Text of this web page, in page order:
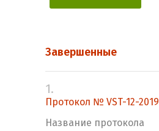
Завершенные
1.
Протокол № VST-12-2019
Название протокола